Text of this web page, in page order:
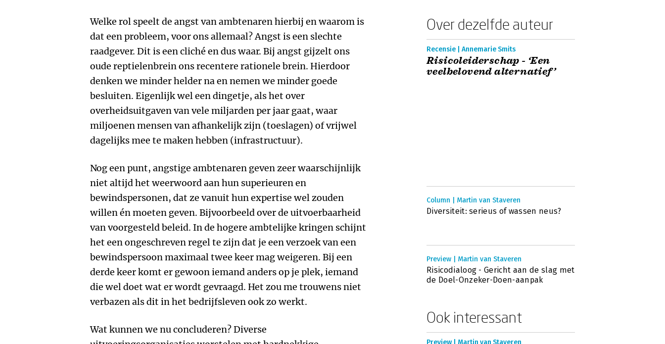
Welke rol speelt de angst van ambtenaren hierbij en waarom is
dat een probleem, voor ons allemaal? Angst is een slechte
raadgever. Dit is een cliché en dus waar. Bij angst gijzelt ons
oude reptielenbrein ons recentere rationele brein. Hierdoor
denken we minder helder na en nemen we minder goede
besluiten. Eigenlijk wel een dingetje, als het over
overheidsuitgaven van vele miljarden per jaar gaat, waar
miljoenen mensen van afhankelijk zijn (toeslagen) of vrijwel
dagelijks mee te maken hebben (infrastructuur).
Nog een punt, angstige ambtenaren geven zeer waarschijnlijk
niet altijd het weerwoord aan hun superieuren en
bewindspersonen, dat ze vanuit hun expertise wel zouden
willen én moeten geven. Bijvoorbeeld over de uitvoerbaarheid
van voorgesteld beleid. In de hogere ambtelijke kringen schijnt
het een ongeschreven regel te zijn dat je een verzoek van een
bewindspersoon maximaal twee keer mag weigeren. Bij een
derde keer komt er gewoon iemand anders op je plek, iemand
die wel doet wat er wordt gevraagd. Het zou me trouwens niet
verbazen als dit in het bedrijfsleven ook zo werkt.
Wat kunnen we nu concluderen? Diverse
Over dezelfde auteur
Recensie | Annemarie Smits
Risicoleiderschap - ‘Een
veelbelovend alternatief’
Column | Martin van Staveren
Diversiteit: serieus of wassen neus?
Preview | Martin van Staveren
Risicodialoog - Gericht aan de slag met
de Doel-Onzeker-Doen-aanpak
Ook interessant
Preview | Martin van Staveren